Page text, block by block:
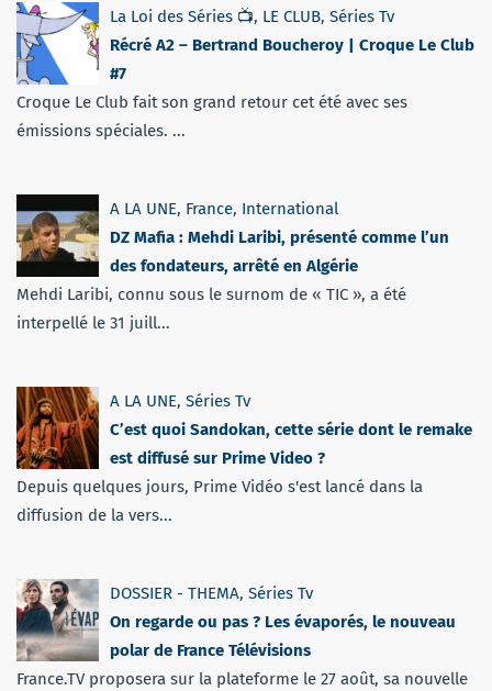
La Loi des Séries 📺, LE CLUB, Séries Tv
Récré A2 – Bertrand Boucheroy | Croque Le Club
#7
Croque Le Club fait son grand retour cet été avec ses
émissions spéciales. ...
A LA UNE, France, International
DZ Mafia : Mehdi Laribi, présenté comme l’un
des fondateurs, arrêté en Algérie
Mehdi Laribi, connu sous le surnom de « TIC », a été
interpellé le 31 juill...
A LA UNE, Séries Tv
C’est quoi Sandokan, cette série dont le remake
est diffusé sur Prime Video ?
Depuis quelques jours, Prime Vidéo s'est lancé dans la
diffusion de la vers...
DOSSIER - THEMA, Séries Tv
On regarde ou pas ? Les évaporés, le nouveau
polar de France Télévisions
France.TV proposera sur la plateforme le 27 août, sa nouvelle